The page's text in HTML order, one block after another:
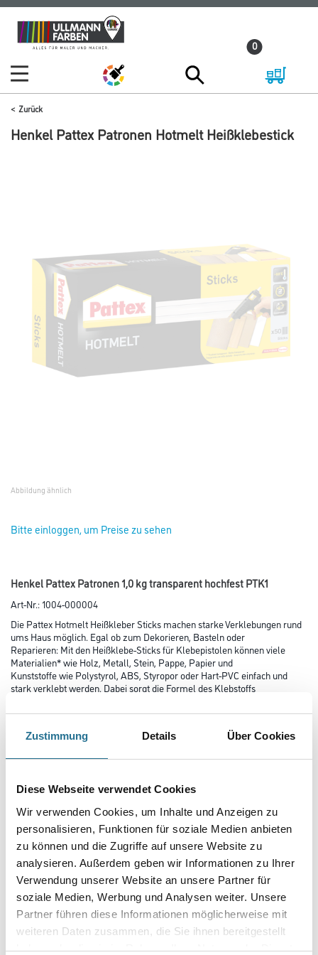
Zustimmung Details Über Cookies
Diese Webseite verwendet Cookies
Wir verwenden Cookies, um Inhalte und Anzeigen zu
personalisieren, Funktionen für soziale Medien anbieten
zu können und die Zugriffe auf unsere Website zu
analysieren. Außerdem geben wir Informationen zu Ihrer
Verwendung unserer Website an unsere Partner für
soziale Medien, Werbung und Analysen weiter. Unsere
Partner führen diese Informationen möglicherweise mit
weiteren Daten zusammen, die Sie ihnen bereitgestellt
haben oder die sie im Rahmen Ihrer Nutzung der Dienste
Zum
Inhalt
Zum
Navigationsmenü
0
Zurück
Henkel Pattex Patronen Hotmelt Heißklebestick
Abbildung ähnlich
Bitte einloggen, um Preise zu sehen
Henkel Pattex Patronen 1,0 kg transparent hochfest PTK1
Art-Nr.:1004-000004
Die Pattex Hotmelt Heißkleber Sticks machen starke Verklebungen rund
ums Haus möglich. Egal ob zum Dekorieren, Basteln oder
Reparieren: Mit den Heißklebe-Sticks für Klebepistolen können viele
Materialien* wie Holz, Metall, Stein, Pappe, Papier und
Kunststoffe wie Polystyrol, ABS, Styropor oder Hart-PVC einfach und
stark verklebt werden. Dabei sorgt die Formel des Klebstoffs
Transparenz nach dem Trocknen – für optimale
Heißklebepistole mit 11mm Öffnungsdurchmesser eingesetzt
Kleber nicht direkt auf Styropor auftragen, dieser könnte
Farbtonbezeichnung
Gebinde